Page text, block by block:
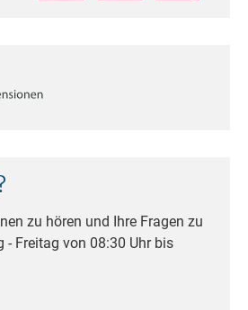
zu hören und Ihre Fragen zu
- Freitag von 08:30 Uhr bis